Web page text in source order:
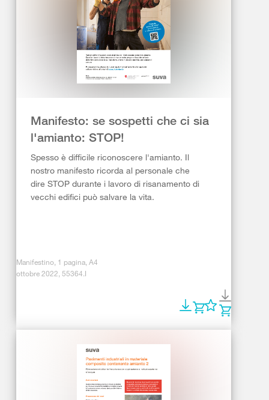
Manifesto: se sospetti che ci sia
l'amianto: STOP!
Spesso è difficile riconoscere l'amianto. Il
nostro manifesto ricorda al personale che
dire STOP durante i lavoro di risanamento di
vecchi edifici può salvare la vita.
Manifestino, 1 pagina, A4
ottobre 2022, 55364.I